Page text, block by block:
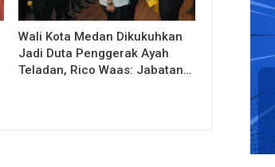
Wali Kota Medan Dikukuhkan
Jadi Duta Penggerak Ayah
Teladan, Rico Waas: Jabatan…